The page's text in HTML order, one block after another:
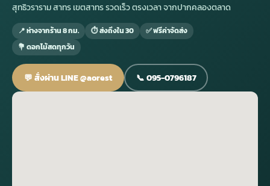
จัดดอกไม้หน้าศพ
ดอกไม้หน้าหีบ
สั่งพวงหรีด
ร้านพวงหรีด
มรุสีขาว
ไม้หน้าเมรุ
กไม้หน้าเมรุ
ไม้งานแต่ง ราคาถูก
ไม้งานแต่ง กรุงเทพ
อกไม้งานแต่ง
พวงหรีดพัดลม ราคาถูก
พวงหรีดพัดลม กรุงเทพ
พวงหรีดพัดลม ส่งด่วน
รับจัดงานศพ ครบวงจร
รับจัดงานศพ กรุงเทพ
สุทธิวราราม สาทร เขตสาทร รวดเร็ว ตรงเวลา จากปากคลองตลาด
📍 ห่างจากร้าน 8 กม. ⏱ ส่งถึงใน 30
✅ ฟรีค่าจัดส่ง
💐 ดอกไม้สดทุกวัน
💬 สั่งผ่าน LINE @aorest 📞 095-0796187